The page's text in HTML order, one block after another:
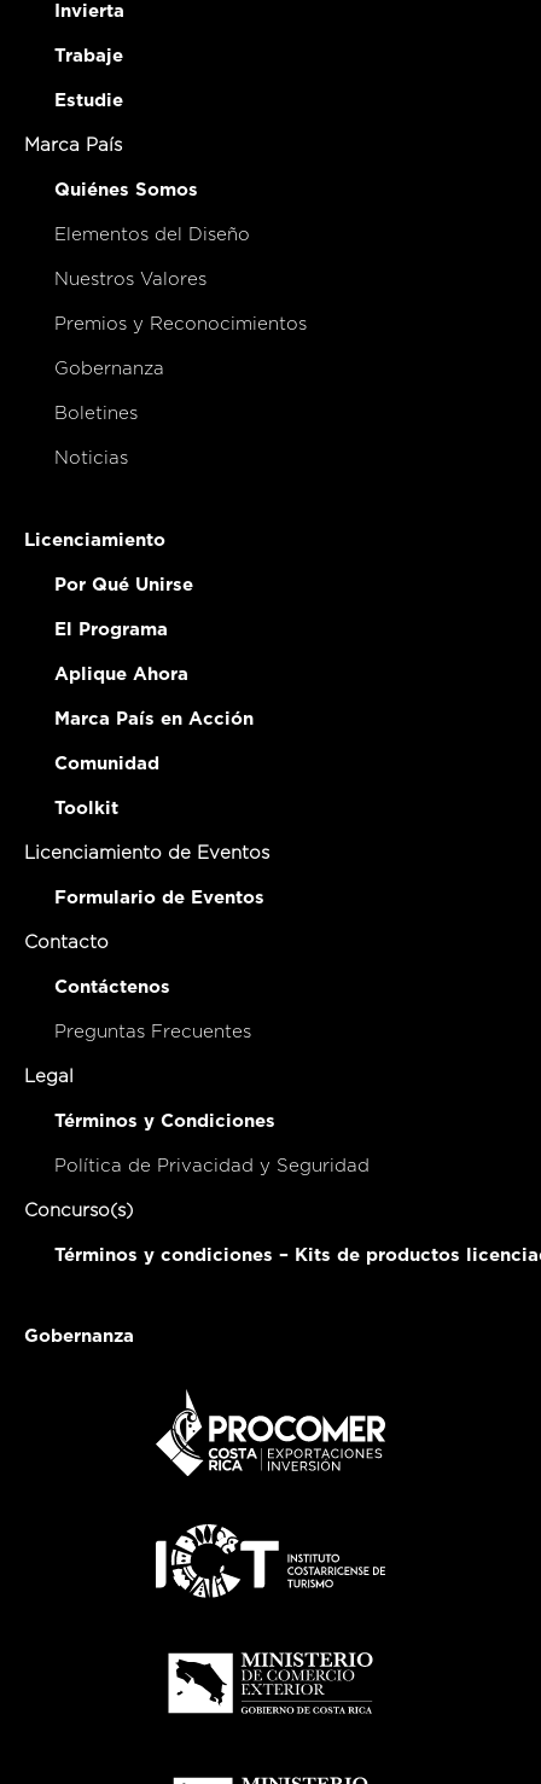
Invierta
Trabaje
Estudie
Marca País
Quiénes Somos
Elementos del Diseño
Nuestros Valores
Premios y Reconocimientos
Gobernanza
Boletines
Noticias
Licenciamiento
Por Qué Unirse
El Programa
Aplique Ahora
Marca País en Acción
Comunidad
Toolkit
Licenciamiento de Eventos
Formulario de Eventos
Contacto
Contáctenos
Preguntas Frecuentes
Legal
Términos y Condiciones
Política de Privacidad y Seguridad
Concurso(s)
Términos y condiciones – Kits de productos
Gobernanza